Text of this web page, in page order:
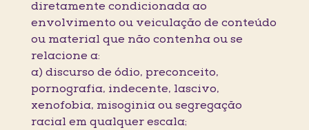
diretamente condicionada ao
envolvimento ou veiculação de conteúdo
ou material que não contenha ou se
relacione a:
a) discurso de ódio, preconceito,
pornografia, indecente, lascivo,
xenofobia, misoginia ou segregação
racial em qualquer escala;